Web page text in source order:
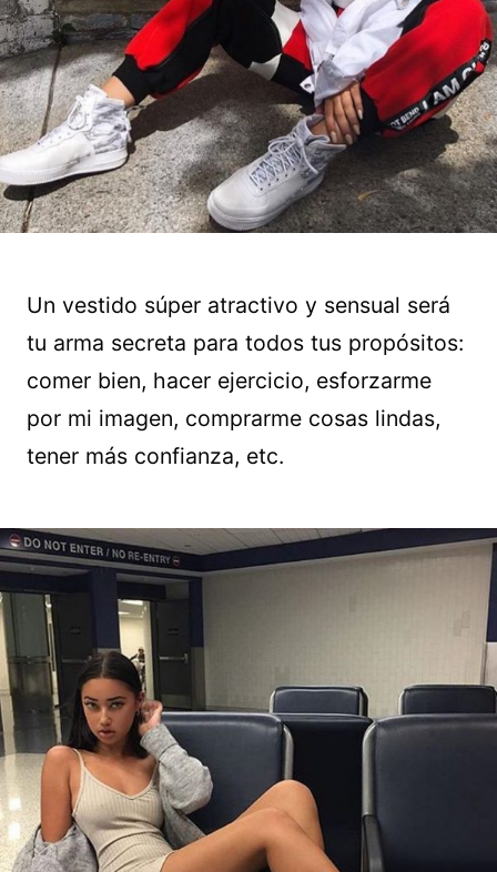
Un vestido súper atractivo y sensual será
tu arma secreta para todos tus propósitos:
comer bien, hacer ejercicio, esforzarme
por mi imagen, comprarme cosas lindas,
tener más confianza, etc.